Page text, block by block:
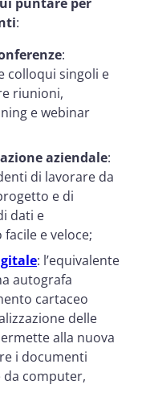
:
:
colloqui singoli e
riunioni,
e webinar
aziendale:
di lavorare da
e di
dati e
e veloce;
: l’equivalente
autografa
cartaceo
delle
alla nuova
i documenti
da computer,